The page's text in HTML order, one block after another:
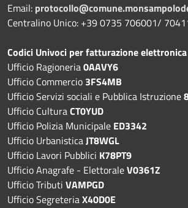
Email:
Centralino Unico: +39 0735 706001/
Codici Univoci per fatturazione elettronica
Ufficio Ragioneria0AAVY6
Ufficio Commercio 3FS4MB
Ufficio Servizi sociali e Pubblica Istruzione
Ufficio CulturaCT0YUD
Ufficio Polizia Municipale ED3342
Ufficio UrbanisticaJT8WGL
Ufficio Lavori Pubblici K78PT9
Ufficio Anagrafe - ElettoraleV0361Z
Ufficio Tributi VAMPGD
Ufficio SegreteriaX40D0E